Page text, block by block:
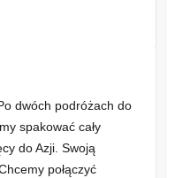
dwóch podróżach do
spakować cały
do Azji. Swoją
połączyć